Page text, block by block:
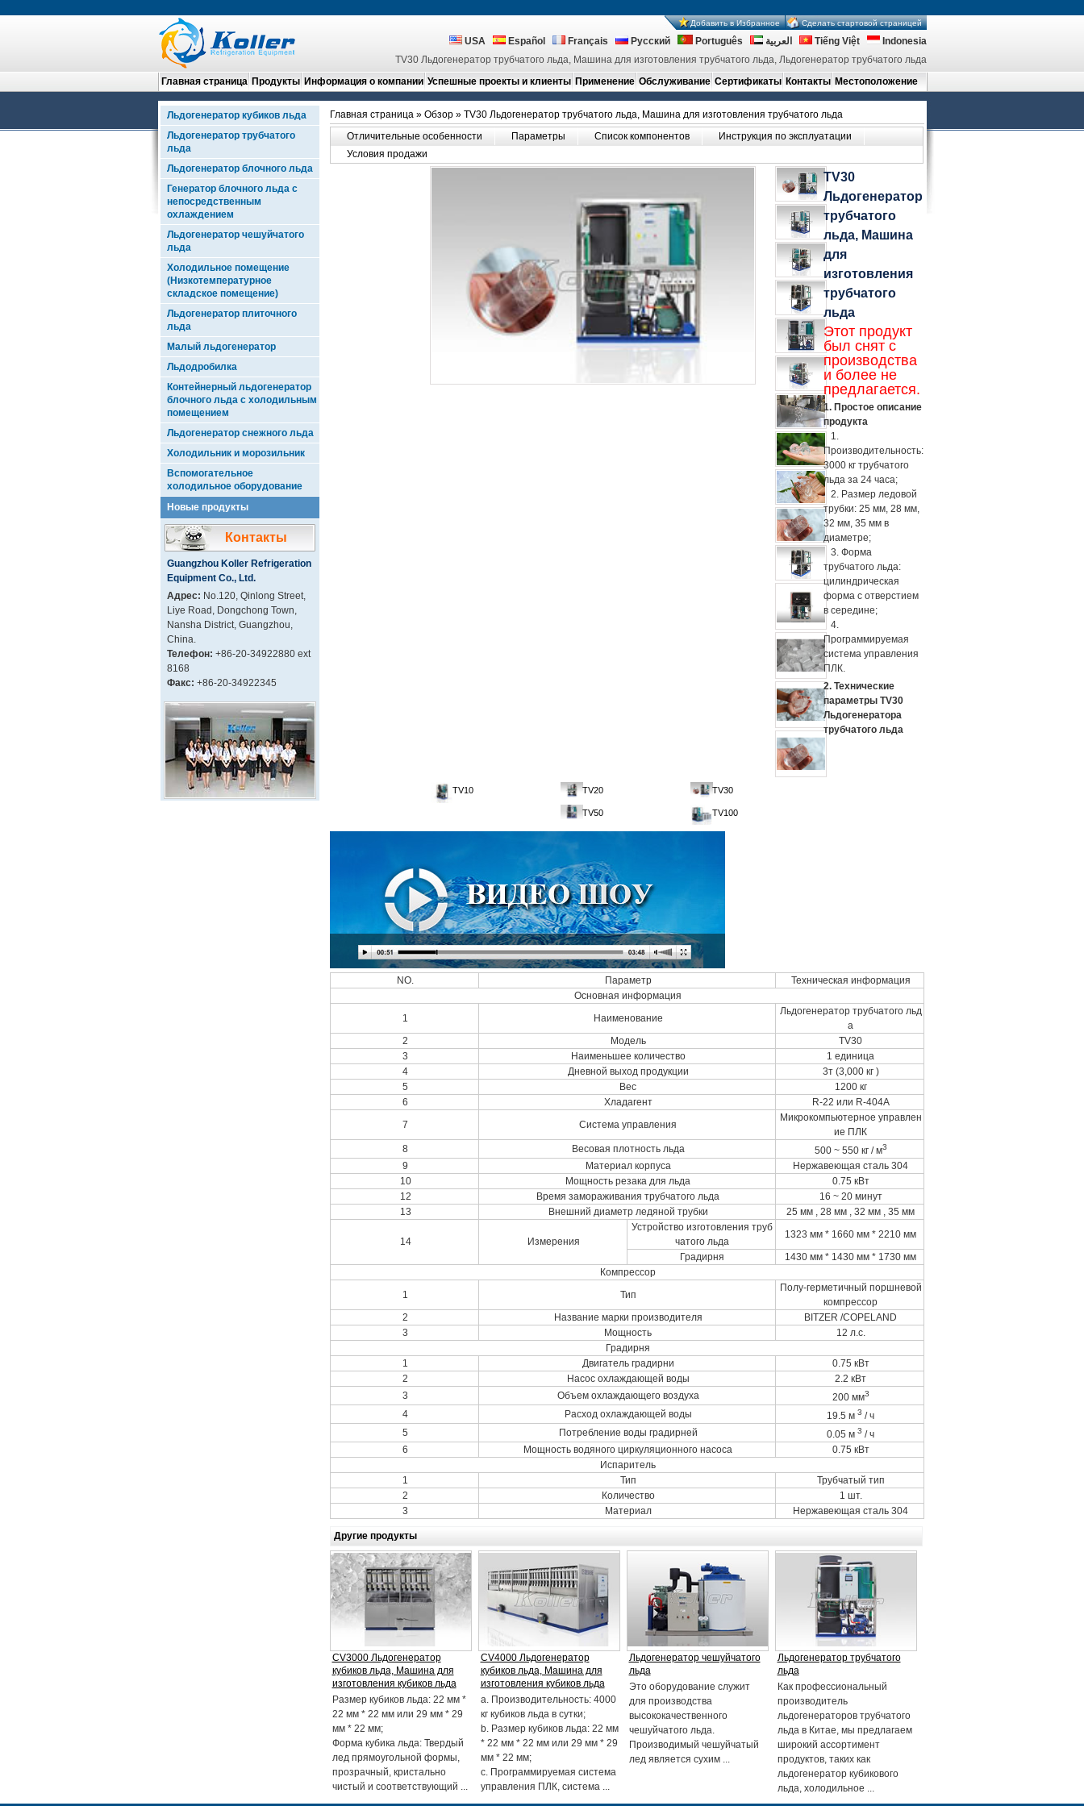
Сделать стартовой страницей
Добавить в Избранное
USA Español Français Русский Português العربية Tiếng Việt
Indonesia
TV30 Льдогенератор трубчатого льда, Машина для изготовления трубчатого льда, Льдогенератор трубчатого льда
Главная страница Продукты Информация о компании Успешные проекты и клиенты Применение Обслуживание Сертификаты Контакты Местоположение
Льдогенератор кубиков льда
Льдогенератор трубчатого
льда
Льдогенератор блочного льда
Генератор блочного льда с
непосредственным
охлаждением
Льдогенератор чешуйчатого
льда
Холодильное помещение
(Низкотемпературное
складское помещение)
Льдогенератор плиточного
льда
Малый льдогенератор
Льдодробилка
Контейнерный льдогенератор
блочного льда с холодильным
помещением
Льдогенератор снежного льда
Холодильник и морозильник
Вспомогательное
холодильное оборудование
Новые продукты
Контакты
Guangzhou Koller Refrigeration
Equipment Co., Ltd.
Адрес: No.120, Qinlong Street,
Liye Road, Dongchong Town,
Nansha District, Guangzhou,
China.
Телефон: +86-20-34922880 ext
8168
Факс: +86-20-34922345
Главная страница» Обзор» TV30 Льдогенератор трубчатого льда, Машина для изготовления трубчатого льда
Отличительные особенности
Параметры Список компонентов
Инструкция по эксплуатации
Условия продажи
TV10 TV20 TV30
TV50 TV100
TV30
Льдогенератор
трубчатого
льда, Машина
для
изготовления
трубчатого
льда
Этот продукт
был снят с
производства
и более не
предлагается.
1. Простое описание
продукта
1.
Производительность:
3000 кг трубчатого
льда за 24 часа;
2. Размер ледовой
трубки: 25 мм, 28 мм,
32 мм, 35 мм в
диаметре;
3. Форма
трубчатого льда:
цилиндрическая
форма с отверстием
в середине;
4.
Программируемая
система управления
ПЛК.
2. Технические
параметры TV30
Льдогенератора
трубчатого льда
NO. Параметр
Техническая информация
Основная информация
1
Наименование
Льдогенератор трубчатого льд
а
2
Модель
TV30
3
Наименьшее количество
1 единица
4
Дневной выход продукции
3т (3,000 кг )
5
Вес
1200 кг
6
Хладагент
R-22 или R-404A
7
Система управления
Микрокомпьютерное управлен
ие ПЛК
8
Весовая плотность льда 500 ~ 550 кг / м3
9 Материал корпуса
Нержавеющая сталь 304
10
Мощность резака для льда
0.75 кВт
12
Время замораживания трубчатого льда
16 ~ 20 минут
13
Внешний диаметр ледяной трубки 25 мм , 28 мм , 32 мм , 35 мм
14 Измерения
Устройство изготовления труб
чатого льда
1323 мм * 1660 мм * 2210 мм
Градирня
1430 мм * 1430 мм * 1730 мм
Компрессор
1
Тип
Полу-герметичный поршневой
компрессор
2
Название марки производителя
BITZER /COPELAND
3
Мощность
12 л.с.
Градирня
1
Двигатель градирни
0.75 кВт
2
Насос охлаждающей воды
2.2 кВт
3
Объем охлаждающего воздуха 200 мм3
4 Расход охлаждающей воды 19.5 м 3 / ч
5
Потребление воды градирней 0.05 м 3 / ч
6
Мощность водяного циркуляционного насоса
0.75 кВт
Испаритель
1
Тип
Трубчатый тип
2
Количество
1 шт.
3
Материал Нержавеющая сталь 304
Другие продукты
CV3000 Льдогенератор
кубиков льда, Машина для
изготовления кубиков льда
Размер кубиков льда: 22 мм *
22 мм * 22 мм или 29 мм * 29
мм * 22 мм;
Форма кубика льда: Твердый
лед прямоугольной формы,
прозрачный, кристально
чистый и соответствующий ...
CV4000 Льдогенератор
кубиков льда, Машина для
изготовления кубиков льда
a. Производительность: 4000
кг кубиков льда в сутки;
b. Размер кубиков льда: 22 мм
* 22 мм * 22 мм или 29 мм * 29
мм * 22 мм;
c. Программируемая система
управления ПЛК, система ...
Льдогенератор чешуйчатого
льда
Это оборудование служит
для производства
высококачественного
чешуйчатого льда.
Производимый чешуйчатый
лед является сухим ...
Льдогенератор трубчатого
льда
Как профессиональный
производитель
льдогенераторов трубчатого
льда в Китае, мы предлагаем
широкий ассортимент
продуктов, таких как
льдогенератор кубикового
льда, холодильное ...